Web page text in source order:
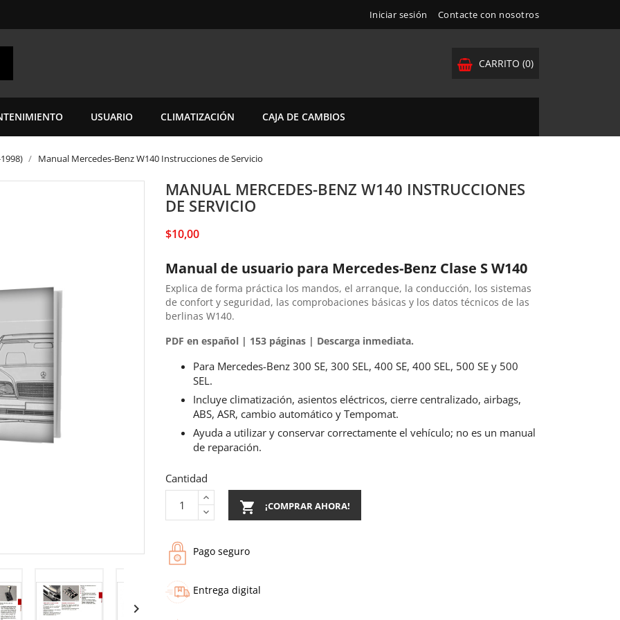
Iniciar sesión Contacte con nosotros
CARRITO (0)
USUARIO CLIMATIZACIÓN CAJA DE CAMBIOS
Manual Mercedes-Benz W140 Instrucciones de Servicio

MANUAL MERCEDES-BENZ W140 INSTRUCCIONES
DE SERVICIO
$10,00
Manual de usuario para Mercedes-Benz Clase S W140
Explica de forma práctica los mandos, el arranque, la conducción, los sistemas
de confort y seguridad, las comprobaciones básicas y los datos técnicos de las
berlinas W140.
PDF en español | 153 páginas | Descarga inmediata.
Para Mercedes-Benz 300 SE, 300 SEL, 400 SE, 400 SEL, 500 SE y 500
SEL.
Incluye climatización, asientos eléctricos, cierre centralizado, airbags,
ABS, ASR, cambio automático y Tempomat.
Ayuda a utilizar y conservar correctamente el vehículo; no es un manual
de reparación.
Cantidad
 ¡COMPRAR AHORA!
Pago seguro
Entrega digital